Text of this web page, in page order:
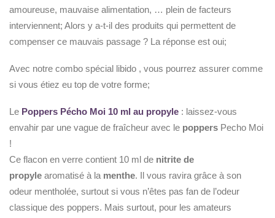
amoureuse, mauvaise alimentation, … plein de facteurs
interviennent; Alors y a-t-il des produits qui permettent de
compenser ce mauvais passage ? La réponse est oui;
Avec notre combo spécial libido , vous pourrez assurer comme
si vous étiez eu top de votre forme;
Le Poppers Pécho Moi 10 ml au propyle : laissez-vous
envahir par une vague de fraîcheur avec le poppers Pecho Moi
!
Ce flacon en verre contient 10 ml de nitrite de
propyle aromatisé à la menthe. Il vous ravira grâce à son
odeur mentholée, surtout si vous n’êtes pas fan de l’odeur
classique des poppers. Mais surtout, pour les amateurs